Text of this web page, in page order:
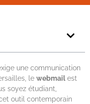
une communication
le webmailest
soyez étudiant,
outil contemporain